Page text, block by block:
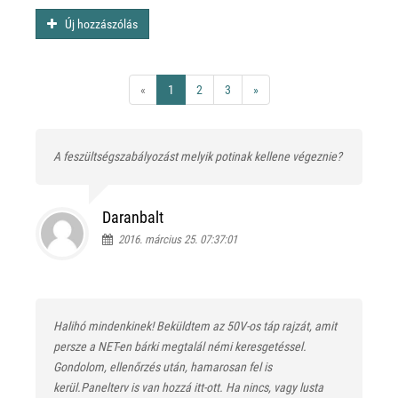
Új hozzászólás
« 1 2 3 »
A feszültségszabályozást melyik potinak kellene végeznie?
Daranbalt
2016. március 25. 07:37:01
Halihó mindenkinek! Beküldtem az 50V-os táp rajzát, amit
persze a NET-en bárki megtalál némi keresgetéssel.
Gondolom, ellenőrzés után, hamarosan fel is
kerül.Panelterv is van hozzá itt-ott. Ha nincs, vagy lusta